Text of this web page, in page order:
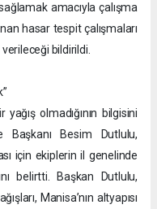
amacıyla çalışma
hasar tespit çalışmaları
bildirildi.
olmadığının bilgisini
Başkanı Besim Dutlulu,
için ekiplerin il genelinde
belirtti. Başkan Dutlulu,
Manisa’nın altyapısı